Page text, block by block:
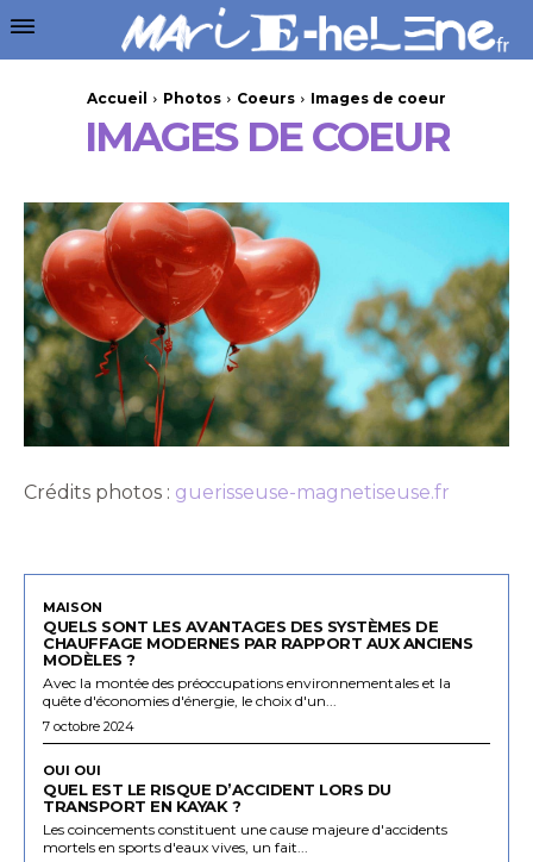
Accueil Photos Coeurs Images de coeur
IMAGES DE COEUR
Crédits photos : guerisseuse-magnetiseuse.fr
MAISON
QUELS SONT LES AVANTAGES DES SYSTÈMES DE
CHAUFFAGE MODERNES PAR RAPPORT AUX ANCIENS
MODÈLES ?
Avec la montée des préoccupations environnementales et la
quête d'économies d'énergie, le choix d'un...
7 octobre 2024
OUI OUI
QUEL EST LE RISQUE D’ACCIDENT LORS DU
TRANSPORT EN KAYAK ?
Les coincements constituent une cause majeure d'accidents
mortels en sports d'eaux vives, un fait...